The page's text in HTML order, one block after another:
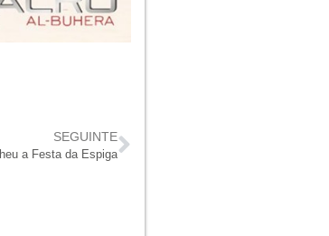
SEGUINTE
a Festa da Espiga